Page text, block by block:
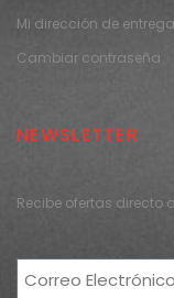
Mi dirección de entrega
Cambiar contraseña
NEWSLETTER
Recibe ofertas directo